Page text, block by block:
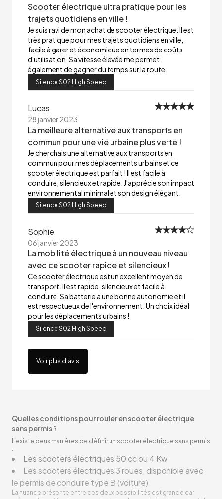
Scooter électrique ultra pratique pour les
trajets quotidiens en ville !
Je suis ravi de mon achat de scooter électrique. Il est
très pratique pour mes trajets quotidiens en ville,
facile à garer et économique en termes de coûts
d'utilisation. Sa vitesse élevée me permet
également de gagner du temps sur la route.
Silence S02 High Speed
Lucas
28 janvier 2023
La meilleure alternative aux transports en
commun pour une vie urbaine plus verte !
Je cherchais une alternative aux transports en
commun pour mes déplacements urbains et ce
scooter électrique est parfait ! Il est facile à
conduire, silencieux et rapide. J'apprécie son impact
environnemental minimal et son design élégant.
Silence S02 High Speed
Sophie
06 janvier 2023
La mobilité électrique à un nouveau niveau
avec ce scooter rapide et silencieux !
Ce scooter électrique est un excellent moyen de
transport. Il est rapide, silencieux et facile à
conduire. Sa batterie a une bonne autonomie et il
est respectueux de l'environnement. Un choix idéal
pour les déplacements urbains !
Silence S02 High Speed
Voir plus d'avis
Quelles conditions pour rouler en scooter électrique
sans permis ?
Il existe deux manières de définir un scooter électrique sans permis
:
Les scooters électriques 50 cc ou 4 Kw
Les scooters électriques 3 roues, disponible avec
le permis de conduire type B (voiture)
La nuance présente entre ces deux possibilités est grande car